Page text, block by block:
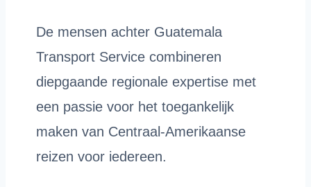
De mensen achter Guatemala
Transport Service combineren
diepgaande regionale expertise met
een passie voor het toegankelijk
maken van Centraal-Amerikaanse
reizen voor iedereen.